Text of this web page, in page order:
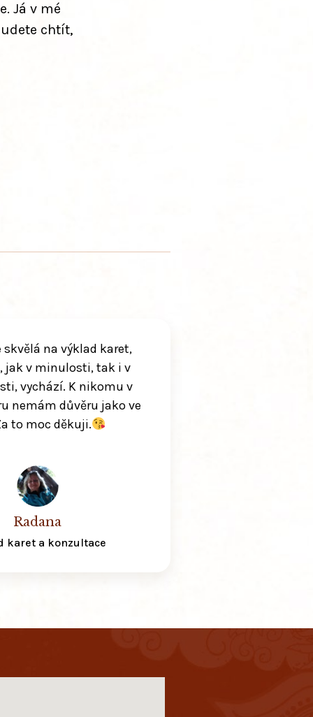
Já v mé
chtít,
skvělá na výklad karet,
jak v minulosti, tak i v
vychází. K nikomu v
nemám důvěru jako ve
to moc děkuji.
Radana
karet a konzultace